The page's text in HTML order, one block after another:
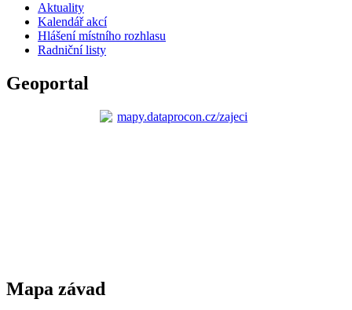
Aktuality
Kalendář akcí
Hlášení místního rozhlasu
Radniční listy
Geoportal
Mapa závad